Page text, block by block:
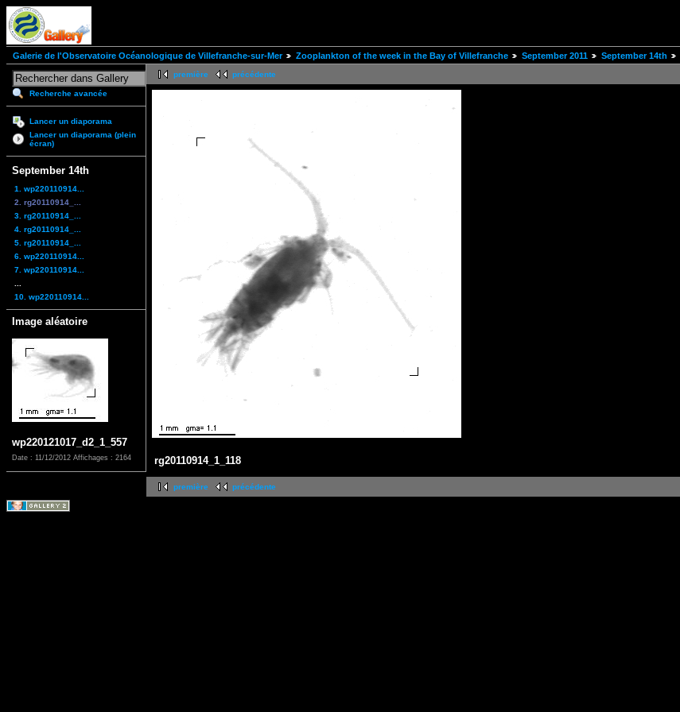
Galerie de l'Observatoire Océanologique de Villefranche-sur-Mer Zooplankton of the week in the Bay of Villefranche September 2011 September 14th
Recherche avancée
Lancer un diaporama
Lancer un diaporama (plein
écran)
September 14th
1. wp220110914...
2. rg20110914_...
3. rg20110914_...
4. rg20110914_...
5. rg20110914_...
6. wp220110914...
7. wp220110914...
10. wp220110914...
Image aléatoire
wp220121017_d2_1_557
Date : 11/12/2012 Affichages : 2164
première précédente
rg20110914_1_118
première précédente